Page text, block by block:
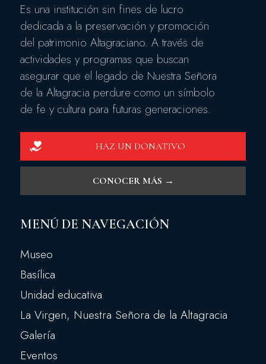
Es una institución sin fines de lucro
dedicada a la preservación y promoción
del patrimonio Altagraciano. A través de
actividades y programas que buscan
asegurar que el legado de Nuestra Señora
de la Altagracia perdure como un símbolo
de fe y cultura para futuras generaciones.
HAZ UN DONATIVO
CONOCER MÁS →
MENÚ DE NAVEGACIÓN
Museo
Basílica
Unidad educativa
La Virgen, Nuestra Señora de la Altagracia
Galería
Eventos